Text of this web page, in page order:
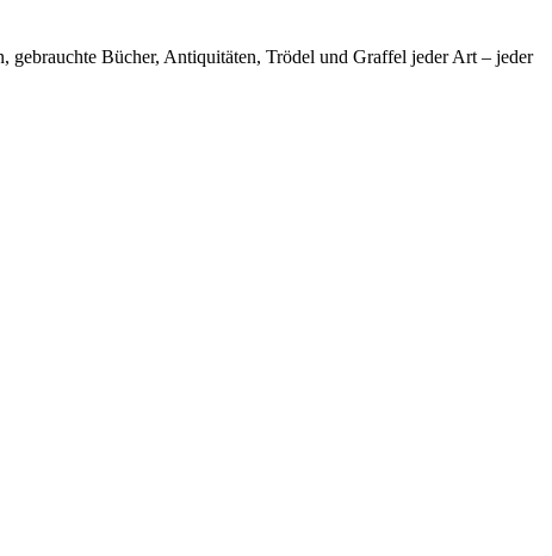
Bücher, Antiquitäten, Trödel und Graffel jeder Art – jeder